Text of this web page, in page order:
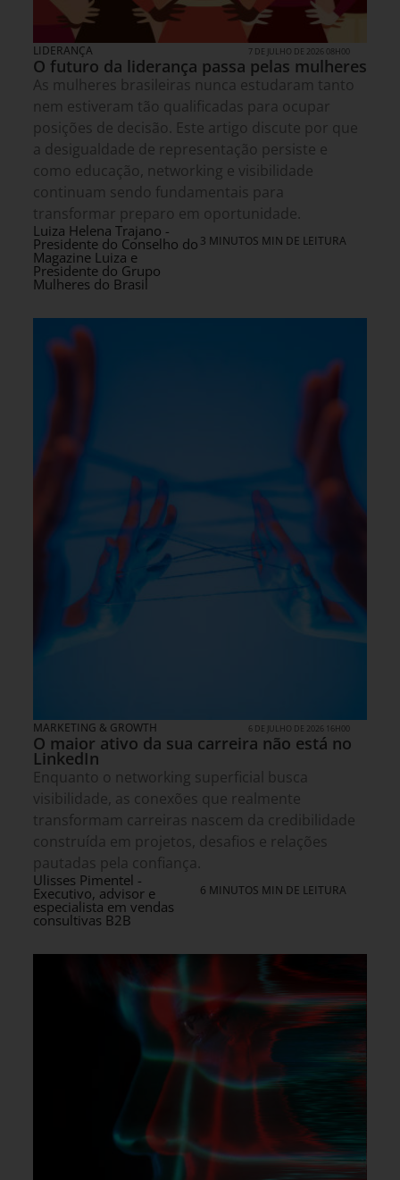
LIDERANÇA 7 DE JULHO DE 2026 08H00
O futuro da liderança passa pelas mulheres
As mulheres brasileiras nunca estudaram tanto
nem estiveram tão qualificadas para ocupar
posições de decisão. Este artigo discute por que
a desigualdade de representação persiste e
como educação, networking e visibilidade
continuam sendo fundamentais para
transformar preparo em oportunidade.
Luiza Helena Trajano -
Presidente do Conselho do
Magazine Luiza e
Presidente do Grupo
Mulheres do Brasil
3 MINUTOS MIN DE LEITURA
MARKETING & GROWTH 6 DE JULHO DE 2026 16H00
O maior ativo da sua carreira não está no
LinkedIn
Enquanto o networking superficial busca
visibilidade, as conexões que realmente
transformam carreiras nascem da credibilidade
construída em projetos, desafios e relações
pautadas pela confiança.
Ulisses Pimentel -
Executivo, advisor e
especialista em vendas
consultivas B2B
6 MINUTOS MIN DE LEITURA